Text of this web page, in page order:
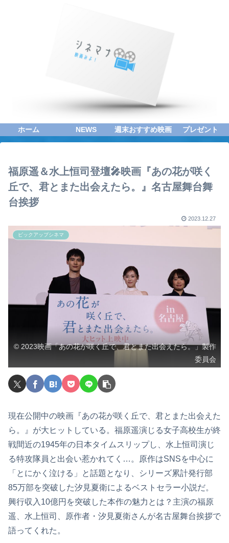
ホーム NEWS 週末おすすめ映画 プレゼント
福原遥＆水上恒司登壇🎤映画『あの花が咲く
丘で、君とまた出会えたら。』名古屋舞台舞
台挨拶
2023.12.27
ピックアップシネマ
© 2023映画「あの花が咲く丘で、君とまた出会えたら。」製作
委員会
現在公開中の映画『あの花が咲く丘で、君とまた出会えた
ら。』が大ヒットしている。福原遥演じる女子高校生が終
戦間近の1945年の日本タイムスリップし、水上恒司演じ
る特攻隊員と出会い惹かれてく…。原作はSNSを中心に
「とにかく泣ける」と話題となり、シリーズ累計発行部
85万部を突破した汐見夏衛によるベストセラー小説だ。
興行収入10億円を突破した本作の魅力とは？主演の福原
遥、水上恒司、原作者・汐見夏衛さんが名古屋舞台挨拶で
語ってくれた。